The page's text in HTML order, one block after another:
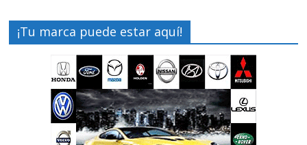
¡Tu marca puede estar aquí!